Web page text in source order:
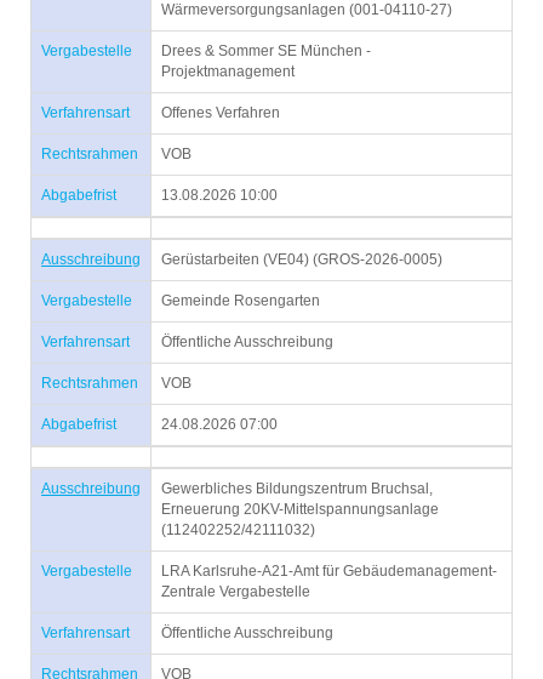
Wärmeversorgungsanlagen (001-04110-27)
Vergabestelle
Drees & Sommer SE München -
Projektmanagement
Verfahrensart Offenes Verfahren
Rechtsrahmen VOB
Abgabefrist 13.08.2026 10:00
Ausschreibung Gerüstarbeiten (VE04) (GROS-2026-0005)
Vergabestelle Gemeinde Rosengarten
Verfahrensart Öffentliche Ausschreibung
Rechtsrahmen VOB
Abgabefrist 24.08.2026 07:00
Ausschreibung
Gewerbliches Bildungszentrum Bruchsal,
Erneuerung 20KV-Mittelspannungsanlage
(112402252/42111032)
Vergabestelle
LRA Karlsruhe-A21-Amt für Gebäudemanagement-
Zentrale Vergabestelle
Verfahrensart Öffentliche Ausschreibung
Rechtsrahmen VOB